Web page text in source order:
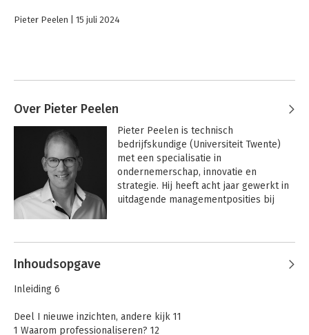
Pieter Peelen 15 juli 2024
Over Pieter Peelen
Pieter Peelen is technisch
bedrijfskundige (Universiteit Twente)
met een specialisatie in
ondernemerschap, innovatie en
strategie. Hij heeft acht jaar gewerkt in
uitdagende managementposities bij
In 2010 richtte hij No Nonsancy op
Pieter heeft 25 jaar ervaring in zijn vak,
250 mkb-bedrijven geholpen en
Inhoudsopgave
Inleiding 6
Deel I nieuwe inzichten, andere kijk 11
1 Waarom professionaliseren? 12